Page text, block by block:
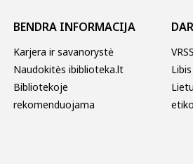
BENDRA INFORMACIJA
Karjera ir savanorystė
Naudokitės ibiblioteka.lt
Bibliotekoje
rekomenduojama
VRSS